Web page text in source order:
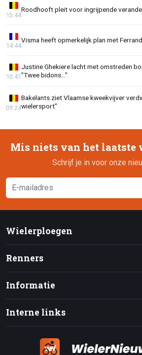
Roodhooft pleit voor ingrijpende
15:44
Visma heeft opmerkelijk plan met
14:44
Justine Ghekiere lacht met omstreden
"Twee bidons..."
10:47
Bakelants ziet Vlaamse kweekvijver
wielersport"
09:24
Mis niets van het laatste
Schrijf je in voor onze
Wielerploegen
Renners
Informatie
Interne links